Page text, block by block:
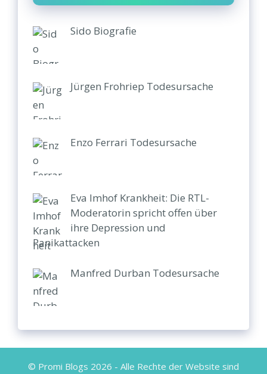
Sido Biografie
Jürgen Frohriep Todesursache
Enzo Ferrari Todesursache
Eva Imhof Krankheit: Die RTL-
Moderatorin spricht offen über
ihre Depression und
Panikattacken
Manfred Durban Todesursache
© Promi Blogs 2026 - Alle Rechte der Website sind